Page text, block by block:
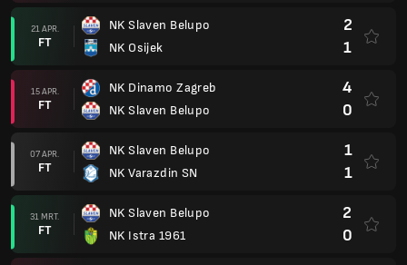
21 APR.
FT
NK Slaven Belupo
NK Osijek
2
1
15 APR.
FT
NK Dinamo Zagreb
NK Slaven Belupo
4
0
07 APR.
FT
NK Slaven Belupo
NK Varazdin SN
1
1
31 MRT.
FT
NK Slaven Belupo
NK Istra 1961
2
0